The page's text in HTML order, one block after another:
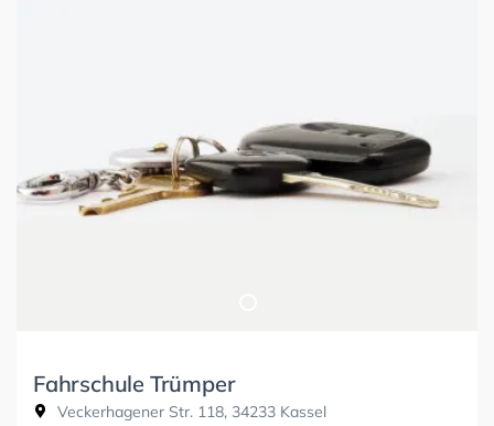
Fahrschule Trümper
Veckerhagener Str. 118, 34233 Kassel